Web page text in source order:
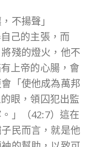
不揚聲」
己的主張，而
殘的燈火，他不
上帝的心腸，會
「使他成為萬邦
眼，領囚犯出監
」（42:7）這在
民而言，就是他